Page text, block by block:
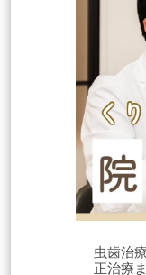
虫歯治
正治療